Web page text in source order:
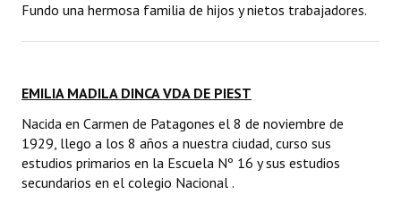
Fundo una hermosa familia de hijos y nietos trabajadores.
EMILIA MADILA DINCA VDA DE PIEST
Nacida en Carmen de Patagones el 8 de noviembre de
1929, llego a los 8 años a nuestra ciudad, curso sus
estudios primarios en la Escuela Nº 16 y sus estudios
secundarios en el colegio Nacional .